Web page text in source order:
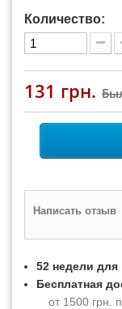
Количество:
131 грн.
Написать отзыв
52 недели для
Бесплатная
от 1500 грн.